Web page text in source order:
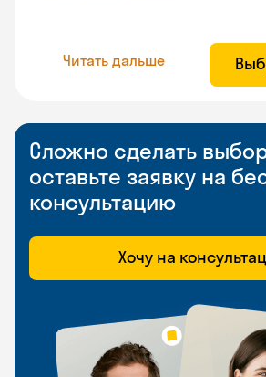
Читать дальше
Сложно сделать
оставьте заявку на
консультацию
Хочу на